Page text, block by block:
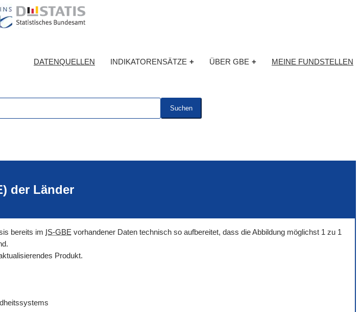
DATENQUELLEN INDIKATORENSÄTZE + ÜBER GBE + MEINE FUNDSTELLEN
Suchen
der Länder
bereits im IS-GBE vorhandener Daten technisch so aufbereitet, dass die Abbildung möglichst 1 zu 1
Produkt.